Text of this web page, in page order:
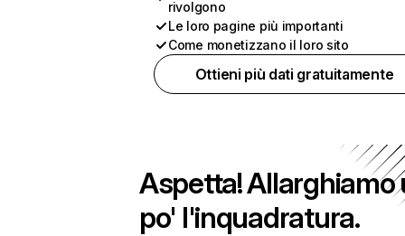
rivolgono
Le loro pagine più importanti
Come monetizzano il loro sito
Ottieni più dati gratuitamente
Aspetta! Allarghiamo
po' l'inquadratura.